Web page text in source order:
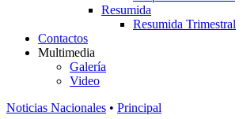
Resumida
Resumida Trimestral
Contactos
Multimedia
Galería
Video
Noticias Nacionales • Principal